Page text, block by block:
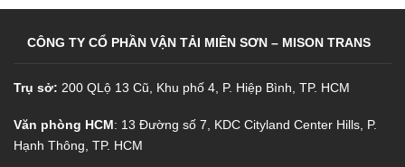
CÔNG TY CỔ PHẦN VẬN TẢI MIÊN SƠN – MISON TRANS
Trụ sở: 200 QLộ 13 Cũ, Khu phố 4, P. Hiệp Bình, TP. HCM
Văn phòng HCM: 13 Đường số 7, KDC Cityland Center Hills, P.
Hạnh Thông, TP. HCM